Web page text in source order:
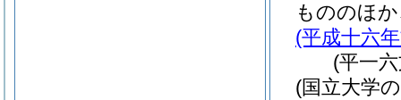
もののほ
(平成十六
(平一
(国立大学